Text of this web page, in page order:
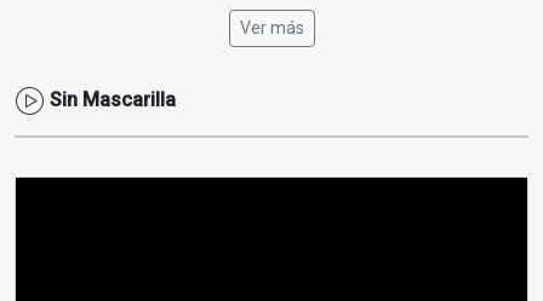
Ver más
Sin Mascarilla